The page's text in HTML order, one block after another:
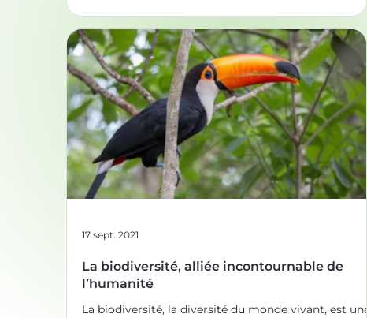
considérées comme des végétaux, les éponges
constituent un des plus anciens groupes d'animaux !
⚖️ Bien qu'ils correspondent à la grande majorité des
espèces décrites,
La biodiversité, alliée incontournable de
l’humanité
La biodiversité, la diversité du monde vivant, est une
17 sept. 2021